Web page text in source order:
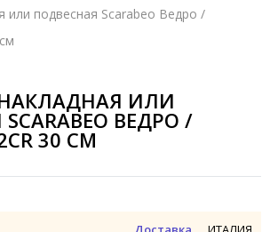
или подвесная Scarabeo Ведро /
ИЛИ
ВЕДРО /
30 СМ